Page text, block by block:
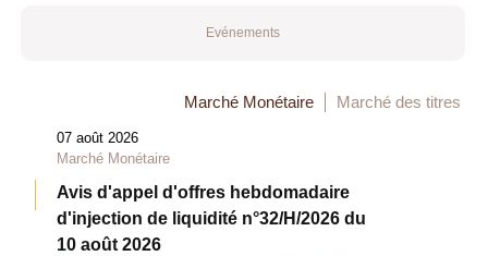
Evénements
Marché Monétaire Marché des titres
07 août 2026
Marché Monétaire
Avis d'appel d'offres hebdomadaire
d'injection de liquidité n°32/H/2026 du
10 août 2026